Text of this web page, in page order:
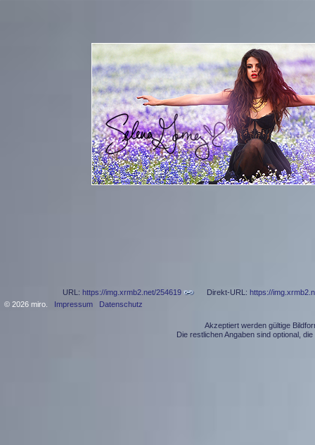
URL: https://img.xrmb2.net/254619 Direkt-URL: https://
© 2026 miro. Impressum Datenschutz
Akzeptiert werden gültige
Die restlichen Angaben sind optional,